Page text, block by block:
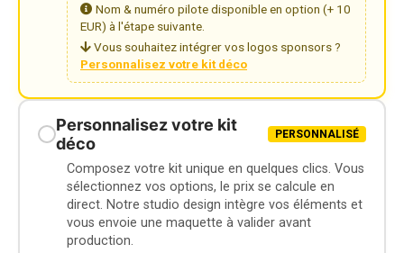
Nom & numéro pilote disponible en option (+ 10
EUR) à l'étape suivante.
Vous souhaitez intégrer vos logos sponsors ?
Personnalisez votre kit déco
Personnalisez votre kit
déco
PERSONNALISÉ
Composez votre kit unique en quelques clics. Vous
sélectionnez vos options, le prix se calcule en
direct. Notre studio design intègre vos éléments et
vous envoie une maquette à valider avant
production.